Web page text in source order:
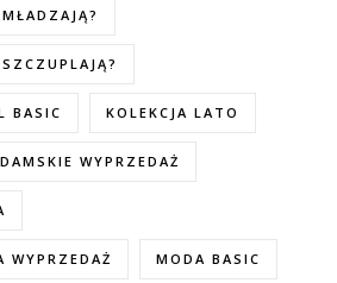
BASIC KOLEKCJA LATO
WYPRZEDAŻ
WYPRZEDAŻ MODA BASIC